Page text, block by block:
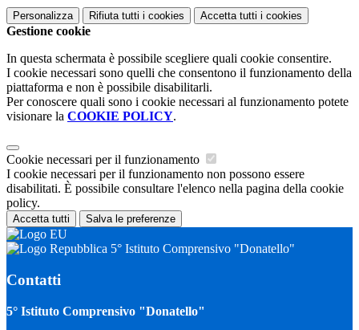
Personalizza Rifiuta tutti i cookies Accetta tutti i cookies
Gestione cookie
In questa schermata è possibile scegliere quali cookie consentire.
I cookie necessari sono quelli che consentono il funzionamento della
piattaforma e non è possibile disabilitarli.
Per conoscere quali sono i cookie necessari al funzionamento potete
visionare la COOKIE POLICY.
Cookie necessari per il funzionamento
I cookie necessari per il funzionamento non possono essere
disabilitati. È possibile consultare l'elenco nella pagina della cookie
policy.
Accetta tutti Salva le preferenze
5° Istituto Comprensivo "Donatello"
Contatti
5° Istituto Comprensivo "Donatello"